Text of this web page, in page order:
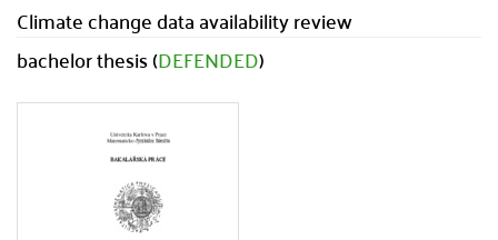
Climate change data availability review
bachelor thesis (DEFENDED)